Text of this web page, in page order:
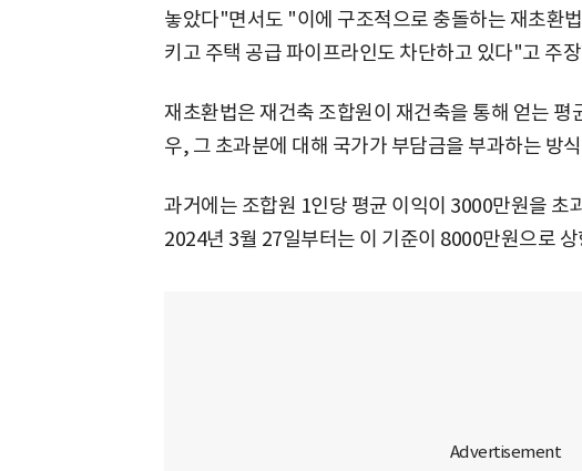
놓았다"면서도 "이에 구조적으로 충돌하는 재초환
키고 주택 공급 파이프라인도 차단하고 있다"고 주
재초환법은 재건축 조합원이 재건축을 통해 얻는 평
우, 그 초과분에 대해 국가가 부담금을 부과하는 방
과거에는 조합원 1인당 평균 이익이 3000만원을 초
2024년 3월 27일부터는 이 기준이 8000만원으로